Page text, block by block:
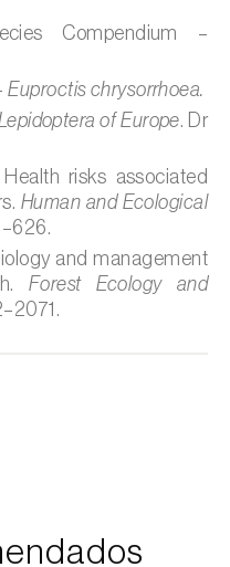
Scaphoideus
undatus)
(Pseudaulacaspis
Planococcus citri
Compendium –
Euproctis chrysorrhoea.
of Europe. Dr
Health risks associated
Human and Ecological
and management
Forest Ecology and